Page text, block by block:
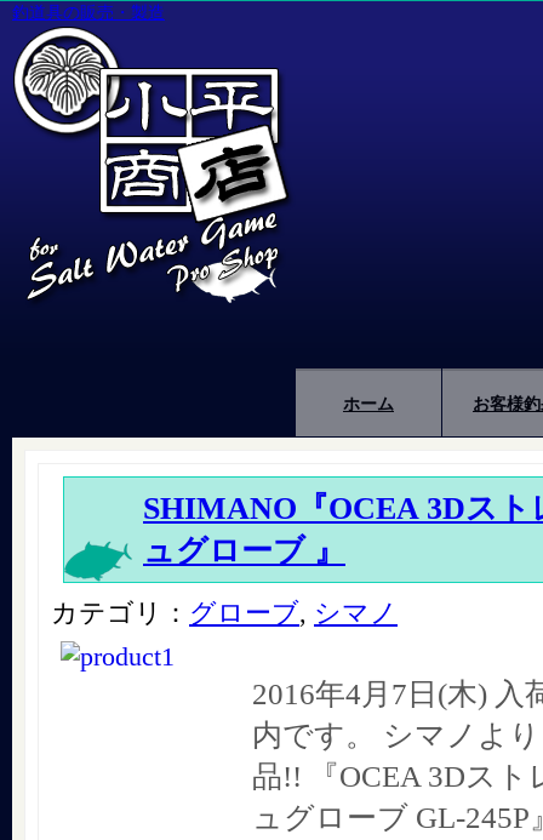
釣道具の販売・製造
ホーム お客様
SHIMANO『OCEA 3Dス
ュグローブ 』
カテゴリ： グローブ, シマノ
2016年4月7日(木) 入
内です。 シマノよ
品!! 『OCEA 3Dス
ュグローブ GL-